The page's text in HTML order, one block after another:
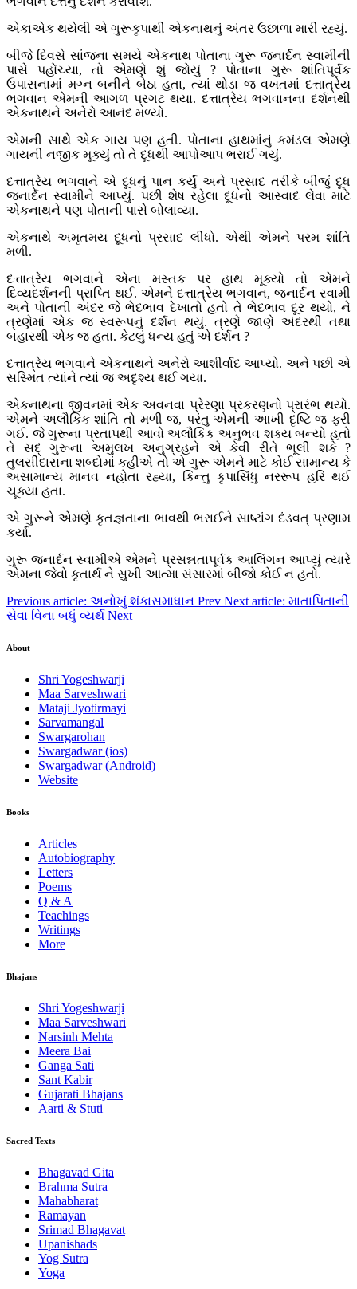
એકાએક થયેલી એ ગુરૂકૃપાથી એકનાથનું અંતર ઉછાળા મારી રહ્યું.
બીજે દિવસે સાંજના સમયે એકનાથ પોતાના ગુરૂ જનાર્દન સ્વામીની
પાસે પહોંચ્યા, તો એમણે શું જોયું ? પોતાના ગુરૂ શાંતિપૂર્વક
ઉપાસનામાં મગ્ન બનીને બેઠા હતા, ત્યાં થોડા જ વખતમાં દત્તાત્રેય
ભગવાન એમની આગળ પ્રગટ થયા. દત્તાત્રેય ભગવાનના દર્શનથી
એકનાથને અનેરો આનંદ મળ્યો.
એમની સાથે એક ગાય પણ હતી. પોતાના હાથમાંનું કમંડલ એમણે
ગાયની નજીક મૂક્યું તો તે દૂધથી આપોઆપ ભરાઈ ગયું.
દત્તાત્રેય ભગવાને એ દૂધનું પાન કર્યું અને પ્રસાદ તરીકે બીજું દૂધ
જનાર્દન સ્વામીને આપ્યું. પછી શેષ રહેલા દૂધનો આસ્વાદ લેવા માટે
એકનાથને પણ પોતાની પાસે બોલાવ્યા.
એકનાથે અમૃતમય દૂધનો પ્રસાદ લીધો. એથી એમને પરમ શાંતિ
મળી.
દત્તાત્રેય ભગવાને એના મસ્તક પર હાથ મૂક્યો તો એમને
દિવ્યદર્શનની પ્રાપ્તિ થઈ. એમને દત્તાત્રેય ભગવાન, જનાર્દન સ્વામી
અને પોતાની અંદર જે ભેદભાવ દેખાતો હતો તે ભેદભાવ દૂર થયો, ને
ત્રણેમાં એક જ સ્વરૂપનું દર્શન થયું. ત્રણે જાણે અંદરથી તથા
બહારથી એક જ હતા. કેટલું ધન્ય હતું એ દર્શન ?
દત્તાત્રેય ભગવાને એકનાથને અનેરો આશીર્વાદ આપ્યો. અને પછી એ
સસ્મિત ત્યાંને ત્યાં જ અદૃશ્ય થઈ ગયા.
એકનાથના જીવનમાં એક અવનવા પ્રેરણા પ્રકરણનો પ્રારંભ થયો.
એમને અલૌકિક શાંતિ તો મળી જ, પરંતુ એમની આખી દૃષ્ટિ જ ફરી
ગઈ. જે ગુરૂના પ્રતાપથી આવો અલૌકિક અનુભવ શક્ય બન્યો હતો
તે સદ્ ગુરૂના અમુલખ અનુગ્રહને એ કેવી રીતે ભૂલી શકે ?
તુલસીદાસના શબ્દોમાં કહીએ તો એ ગુરૂ એમને માટે કોઈ સામાન્ય કે
અસામાન્ય માનવ નહોતા રહ્યા, કિન્તુ કૃપાસિંધુ નરરૂપ હરિ થઈ
ચૂક્યા હતા.
એ ગુરૂને એમણે કૃતજ્ઞતાના ભાવથી ભરાઈને સાષ્ટાંગ દંડવત્ પ્રણામ
કર્યાં.
ગુરૂ જનાર્દન સ્વામીએ એમને પ્રસન્નતાપૂર્વક આલિંગન આપ્યું ત્યારે
એમના જેવો કૃતાર્થ ને સુખી આત્મા સંસારમાં બીજો કોઈ ન હતો.
Previous article: અનોખું શંકાસમાધાન Prev Next article: માતાપિતાની
સેવા વિના બધું વ્યર્થ Next
About
Shri Yogeshwarji
Maa Sarveshwari
Mataji Jyotirmayi
Sarvamangal
Swargarohan
Swargadwar (ios)
Swargadwar (Android)
Website
Books
Articles
Autobiography
Letters
Poems
Q & A
Teachings
Writings
More
Bhajans
Shri Yogeshwarji
Maa Sarveshwari
Narsinh Mehta
Meera Bai
Ganga Sati
Sant Kabir
Gujarati Bhajans
Aarti & Stuti
Sacred Texts
Bhagavad Gita
Brahma Sutra
Mahabharat
Ramayan
Srimad Bhagavat
Upanishads
Yog Sutra
Yoga